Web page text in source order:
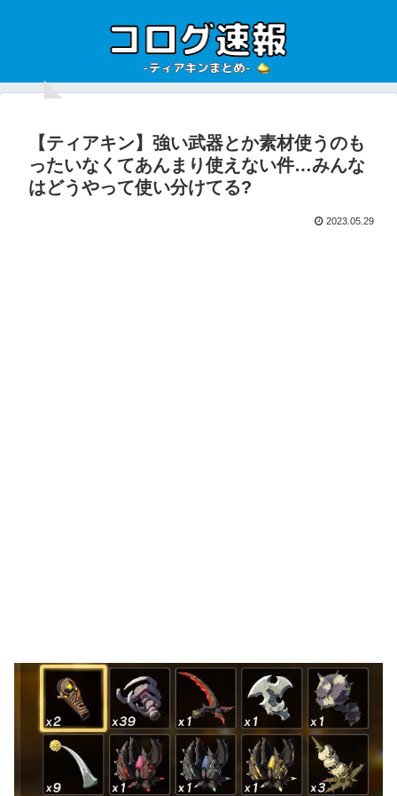
【ティアキン】強い武器とか素材使うのも
ったいなくてあんまり使えない件…みんな
はどうやって使い分けてる?
2023.05.29